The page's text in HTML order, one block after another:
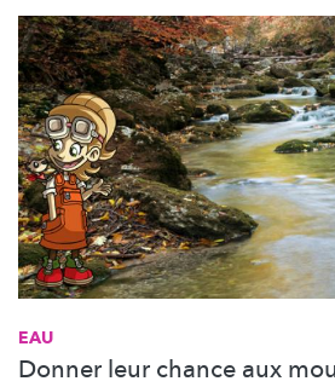
EAU
Donner leur chance aux